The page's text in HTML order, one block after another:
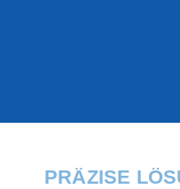
PRÄZISE